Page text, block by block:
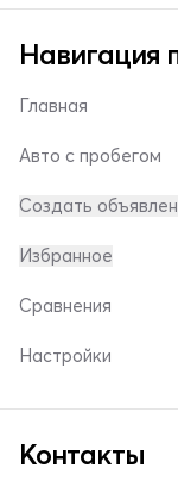
Навигация
Главная
Авто с пробегом
Создать
Избранное
Сравнения
Настройки
Контакты